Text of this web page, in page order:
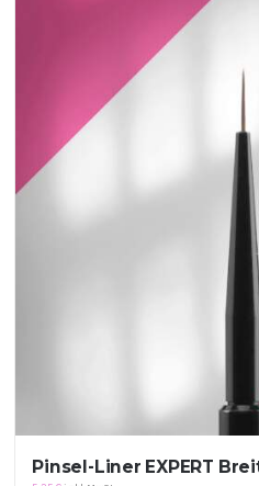
Pinsel-Liner EXPERT